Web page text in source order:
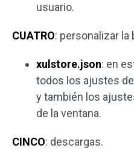
usuario.
CUATRO: personalizar la
xulstore.json: en
todos los ajustes
y también los
de la ventana.
CINCO: descargas.